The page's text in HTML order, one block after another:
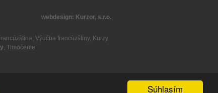
Súhlasím
webdesign: Kurzor, s.r.o.
, Výučba francúzštiny, Kurzy
, Tlmočenie